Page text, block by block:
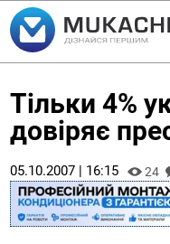
Тільки 4%
довіряє
05.10.2007 | 16:15 24